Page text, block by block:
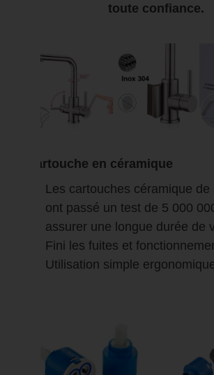
toute confiance.
Cartouche en céramique
Les cartouches céramique de
ont passé un test de 5 000
assurer une longue durée de
Fini les fuites et
Utilisation simple